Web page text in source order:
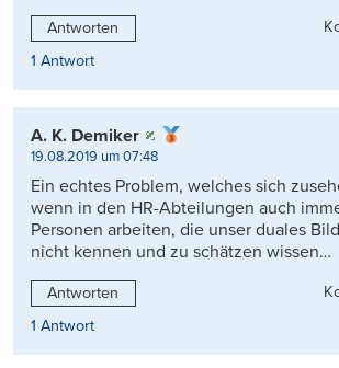
Antworten
1 Antwort
A. K. Demiker
19.08.2019 um 07:48
Ein echtes Problem, welches sich
wenn in den HR-Abteilungen auch
Personen arbeiten, die unser duales
nicht kennen und zu schätzen wissen…
Antworten
1 Antwort